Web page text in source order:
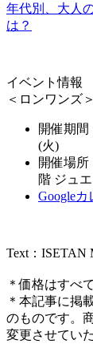
年代別、大人
は？
イベント情報
＜ロンワンズ
開催期間
(火)
開催場所
階 ジュ
Google
Text：ISETAN
＊価格はすべ
＊本記事に掲
のものです。
変更させてい